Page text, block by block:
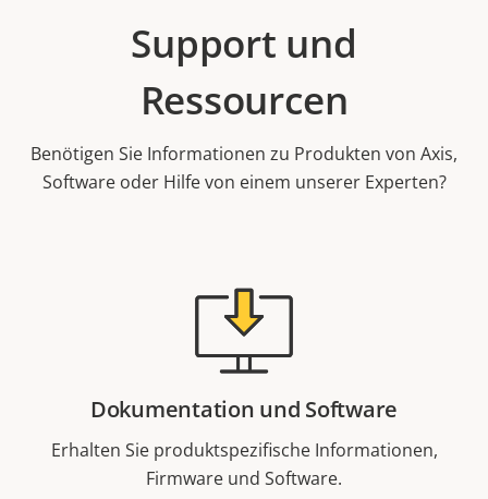
Support und
Ressourcen
Benötigen Sie Informationen zu Produkten von Axis,
Software oder Hilfe von einem unserer Experten?
Dokumentation und Software
Erhalten Sie produktspezifische Informationen,
Firmware und Software.